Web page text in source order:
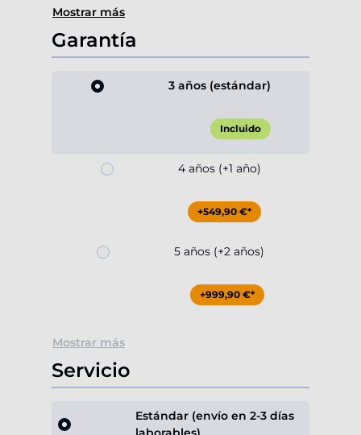
Mostrar más
Garantía
3 años (estándar)
Incluido
4 años (+1 año)
+549,90 €*
5 años (+2 años)
+999,90 €*
Mostrar más
Servicio
Estándar (envío en 2-3 días